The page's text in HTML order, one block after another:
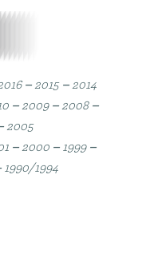
– 2015– 2014
– 2009– 2008–
2005
– 2000 – 1999–
1990/1994